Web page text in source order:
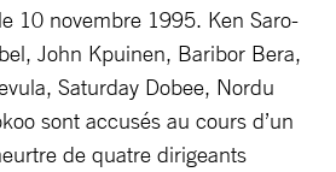
10 novembre 1995. Ken Saro-
John Kpuinen, Baribor Bera,
Saturday Dobee, Nordu
sont accusés au cours d’un
de quatre dirigeants